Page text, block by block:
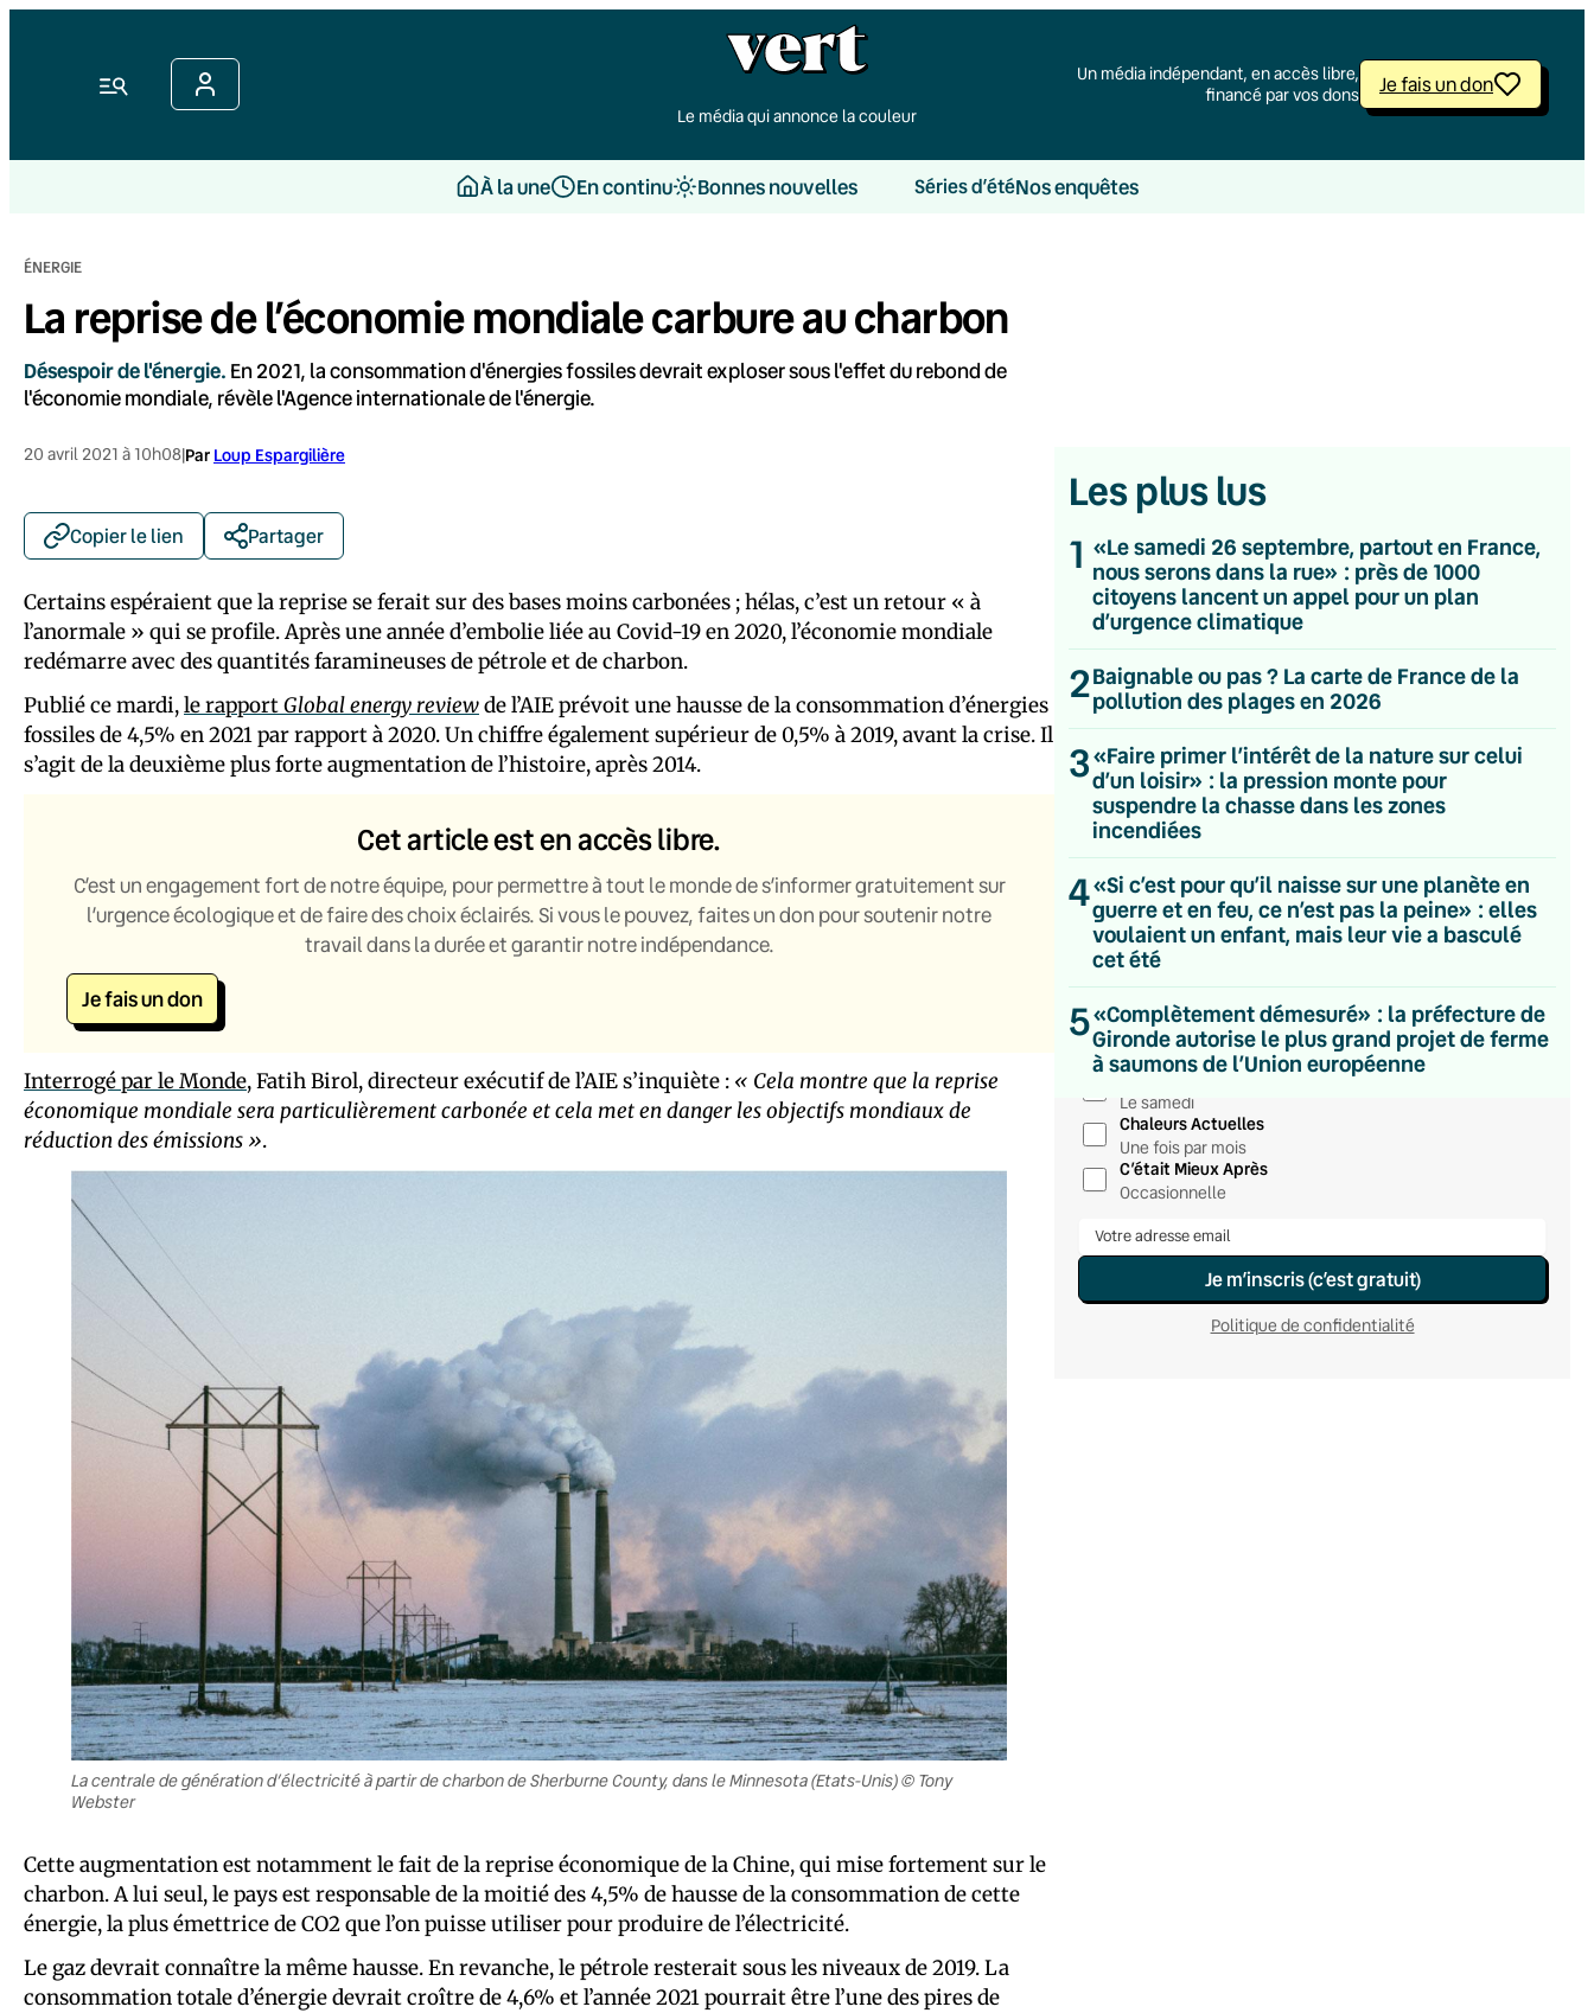
Menu
Le média qui annonce la couleur
Un média indépendant, en accès libre,
financé par vos dons
Je fais un don
À la une En continu Bonnes nouvelles Séries d’étéNos enquêtes
ÉNERGIE
La reprise de l’économie mondiale carbure au charbon
Désespoir de l'énergie. En 2021, la consommation d'énergies fossiles devrait exploser sous l'effet du rebond de
l'économie mondiale, révèle l'Agence internationale de l'énergie.
20 avril 2021 à 10h08|Par Loup Espargilière
Copier le lien Partager
Certains espéraient que la reprise se ferait sur des bases moins carbonées ; hélas, c’est un retour « à
l’anormale » qui se profile. Après une année d’embolie liée au Covid-19 en 2020, l’économie mondiale
redémarre avec des quantités faramineuses de pétrole et de charbon.
Publié ce mardi,le rapportGlobal energy reviewde l’AIE prévoit une hausse de la consommation d’énergies
fossiles de 4,5% en 2021 par rapport à 2020. Un chiffre également supérieur de 0,5% à 2019, avant la crise. Il
s’agit de la deuxième plus forte augmentation de l’histoire, après 2014.
Cet article est en accès libre.
C’est un engagement fort de notre équipe, pour permettre à tout le monde de s’informer gratuitement sur
l’urgence écologique et de faire des choix éclairés. Si vous le pouvez, faites un don pour soutenir notre
travail dans la durée et garantir notre indépendance.
Je fais un don
Interrogé par le Monde, Fatih Birol, directeur exécutif de l’AIE s’inquiète : « Cela montre que la reprise
économique mondiale sera particulièrement carbonée et cela met en danger les objectifs mondiaux de
réduction des émissions ».
La centrale de génération d’électricité à partir de charbon de Sherburne County, dans le Minnesota (Etats-Unis) © Tony
Webster
Cette augmentation est notamment le fait de la reprise économique de la Chine, qui mise fortement sur le
charbon. A lui seul, le pays est responsable de la moitié des 4,5% de hausse de la consommation de cette
énergie, la plus émettrice de CO2 que l’on puisse utiliser pour produire de l’électricité.
Le gaz devrait connaître la même hausse. En revanche, le pétrole resterait sous les niveaux de 2019. La
consommation totale d’énergie devrait croître de 4,6% et l’année 2021 pourrait être l’une des pires de
Les plus lus
1 «Le samedi 26 septembre, partout en France,
nous serons dans la rue» : près de 1000
citoyens lancent un appel pour un plan
d’urgence climatique
2Baignable ou pas ? La carte de France de la
pollution des plages en 2026
3«Faire primer l’intérêt de la nature sur celui
d’un loisir» : la pression monte pour
suspendre la chasse dans les zones
incendiées
4«Si c’est pour qu’il naisse sur une planète en
guerre et en feu, ce n’est pas la peine» : elles
voulaient un enfant, mais leur vie a basculé
cet été
5«Complètement démesuré» : la préfecture de
Gironde autorise le plus grand projet de ferme
à saumons de l’Union européenne
💌 Inscrivez-vous à nos newsletters
Quotidienne
Du lundi au vendredi
Hebdomadaire
Le samedi
Chaleurs Actuelles
Une fois par mois
C’était Mieux Après
Occasionnelle
Je m’inscris (c’est gratuit)
Politique de confidentialité